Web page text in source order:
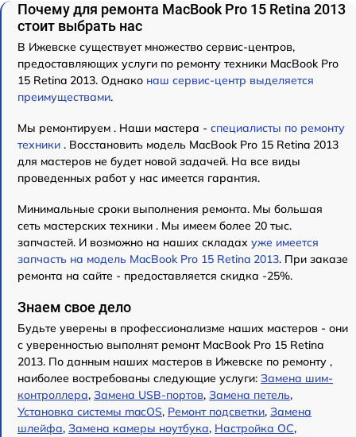
Почему для ремонта MacBook Pro 15 Retina 2013
стоит выбрать нас
В Ижевске существует множество сервис-центров,
предоставляющих услуги по ремонту техники MacBook Pro
15 Retina 2013. Однако наш сервис-центр выделяется
преимуществами.
Мы ремонтируем . Наши мастера - специалисты по ремонту
техники . Восстановить модель MacBook Pro 15 Retina 2013
для мастеров не будет новой задачей. На все виды
проведенных работ у нас имеется гарантия.
Минимальные сроки выполнения ремонта. Мы большая
сеть мастерских техники . Мы имеем более 20 тыс.
запчастей. И возможно на наших складах уже имеется
запчасть на модель MacBook Pro 15 Retina 2013. При заказе
ремонта на сайте - предоставляется скидка -25%.
Знаем свое дело
Будьте уверены в профессионализме наших мастеров - они
с уверенностью выполнят ремонт MacBook Pro 15 Retina
2013. По данным наших мастеров в Ижевске по ремонту ,
наиболее востребованы следующие услуги: Замена шим-
контроллера, Замена USB-портов, Замена петель,
Установка системы macOS, Ремонт подсветки, Замена
шлейфа, Замена камеры ноутбука, Настройка ОС,